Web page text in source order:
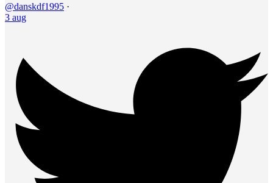
@danskdf1995 ·
3 aug